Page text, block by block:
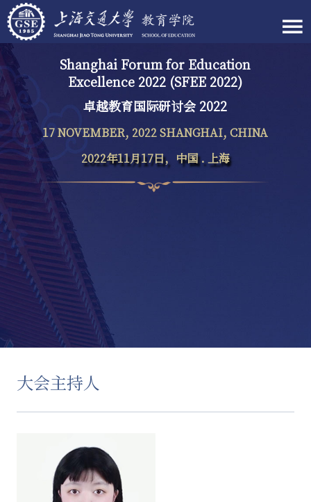
Shanghai Forum for Education
Excellence 2022 (SFEE 2022)
卓越教育国际研讨会 2022
17 NOVEMBER, 2022 SHANGHAI, CHINA
2022年11月17日，中国 . 上海
大会主持人